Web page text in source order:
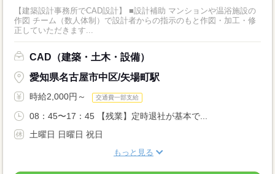
【建築設計事務所でCAD設計】 ■設計補助 マンションや温浴施設の
作図 チーム（数人体制）で設計者からの指示のもと作図・加工・修
正していただきます...
CAD（建築・土木・設備）
愛知県名古屋市中区/矢場町駅
時給2,000円～ 交通費一部支給
08：45〜17：45 【残業】定時退社が基本で...
土曜日 日曜日 祝日
もっと見る